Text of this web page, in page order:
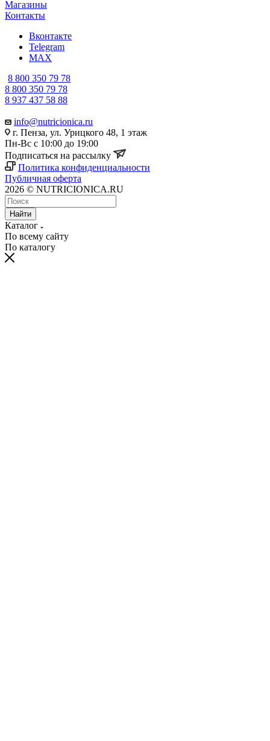
Магазины
Контакты
Вконтакте
Telegram
MAX
8 800 350 79 78
8 800 350 79 78
8 937 437 58 88
info@nutricionica.ru
г. Пенза, ул. Урицкого 48, 1 этаж
Пн-Вс с 10:00 до 19:00
Подписаться на рассылку
Политика конфиденциальности
Публичная оферта
2026 © NUTRICIONICA.RU
Найти
Каталог
По всему сайту
По каталогу